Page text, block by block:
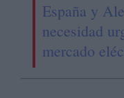
España y
necesidad
mercado